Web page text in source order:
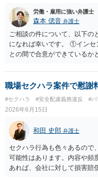
しないようにして下さい。そ
損にはなりません。反訴は貴
されません。 ５ 裁判をし
判決を得て確定すれば、判決
わない場合には、給与や預
難易度によって変わります。
いますので、依頼する弁護士
労働・雇用に強い弁護士
森本 偲音 弁護士
ご相談の件について、以下
になれば幸いです。 ①インセ
との間で合意ができているか
は口頭でも成立しますが、裁
拠がない限り立証が困難とな
ます。 ②未払給与に関して
払われていない場合は、契約
す。 ③休日・時間外労働につ
を示す証拠があるかまずは確
ハラ・セクハラに関しては、
れますので、録音データや
かと存じます。 ⑤退職勧奨に
きっぱりと断ればよく、解雇
雇無効を争うなどの対応が
職場セクハラ案件で慰謝
#セクハラ #安全配慮義務違反 #パ
2026年6月15日
和田 史郎 弁護士
セクハラ行為も色々あるので
可能性はあります。内容や頻
あれば、会社に対して損害賠